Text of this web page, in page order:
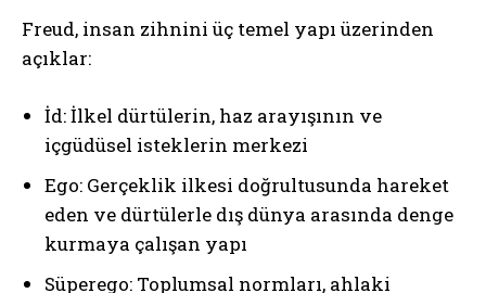
Freud, insan zihnini üç temel yapı üzerinden
açıklar:
İd: İlkel dürtülerin, haz arayışının ve
içgüdüsel isteklerin merkezi
Ego: Gerçeklik ilkesi doğrultusunda hareket
eden ve dürtülerle dış dünya arasında denge
kurmaya çalışan yapı
Süperego: Toplumsal normları, ahlaki